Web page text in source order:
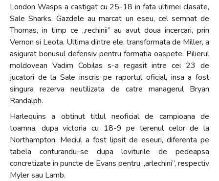
content.
London Wasps a castigat cu 25-18 in fata ultimei clasate,
Sale Sharks. Gazdele au marcat un eseu, cel semnat de
Thomas, in timp ce „rechinii” au avut doua incercari, prin
Vernon si Leota. Ultima dintre ele, transformata de Miller, a
asigurat bonusul defensiv pentru formatia oaspete. Pilierul
moldovean Vadim Cobilas s-a regasit intre cei 23 de
jucatori de la Sale inscris pe raportul oficial, insa a fost
singura rezerva neutilizata de catre managerul Bryan
Randalph.
Harlequins a obtinut titlul neoficial de campioana de
toamna, dupa victoria cu 18-9 pe terenul celor de la
Northampton. Meciul a fost lipsit de eseuri, diferenta pe
tabela conturandu-se dupa loviturile de pedeapsa
concretizate in puncte de Evans pentru „arlechini”, respectiv
Myler sau Lamb.